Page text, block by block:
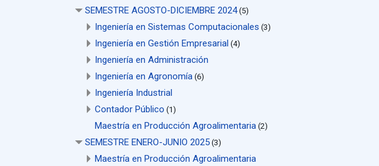
SEMESTRE AGOSTO-DICIEMBRE 2024(5)
Ingeniería en Sistemas Computacionales (3)
Ingeniería en Gestión Empresarial (4)
Ingeniería en Administración
Ingeniería en Agronomía(6)
Ingeniería Industrial
Contador Público (1)
Maestría en Producción Agroalimentaria(2)
SEMESTRE ENERO-JUNIO 2025(3)
Maestría en Producción Agroalimentaria